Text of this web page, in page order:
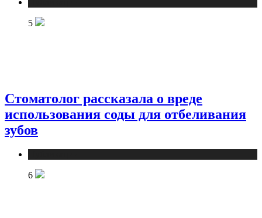
5
Стоматолог рассказала о вреде
использования соды для отбеливания
зубов
6